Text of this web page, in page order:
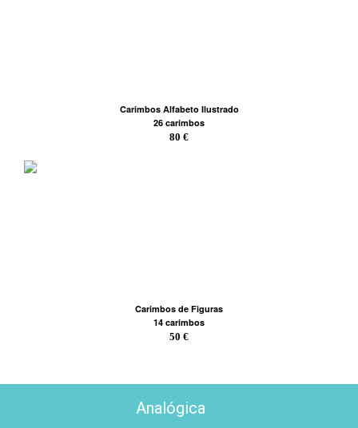
Carimbos Alfabeto Ilustrado
26 carimbos
80 €
Carimbos de Figuras
14 carimbos
50 €
Analógica